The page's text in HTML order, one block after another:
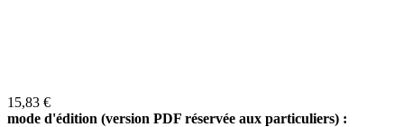
15,83 €
mode d'édition (version PDF réservée aux particuliers) :